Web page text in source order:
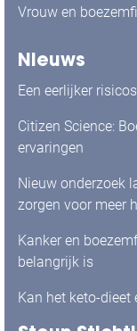
Vrouw en
Nieuws
Een eerlijker
Citizen Science:
ervaringen
Nieuw onderzoek
zorgen voor meer
Kanker en
belangrijk is
Kan het keto-dieet